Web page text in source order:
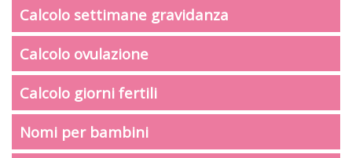
Calcolo settimane gravidanza
Calcolo ovulazione
Calcolo giorni fertili
Nomi per bambini